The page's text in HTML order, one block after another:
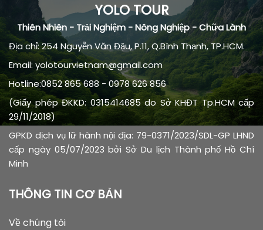
YOLO TOUR
Thiên Nhiên - Trải Nghiệm - Nông Nghiệp - Chữa Lành
Địa chỉ: 254 Nguyễn Văn Đậu, P.11, Q.Bình Thạnh, TP.HCM.
Email: yolotourvietnam@gmail.com
Hotline:0852 865 688 - 0978 626 856
(Giấy phép ĐKKD: 0315414685 do Sở KHĐT Tp.HCM cấp
29/11/2018)
GPKD dịch vụ lữ hành nội địa: 79-0371/2023/SDL-GP LHND
cấp ngày 05/07/2023 bởi Sở Du lịch Thành phố Hồ Chí
Minh
THÔNG TIN CƠ BẢN
Về chúng tôi